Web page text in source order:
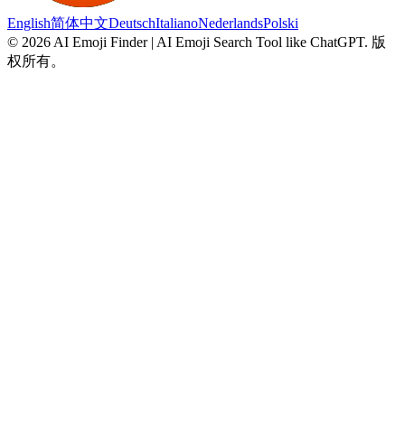
English简体中文DeutschItalianoNederlandsPolski
© 2026 AI Emoji Finder | AI Emoji Search Tool like ChatGPT. 版
权所有。